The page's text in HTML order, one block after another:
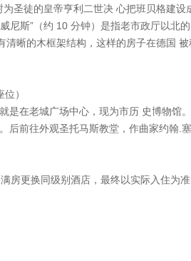
圣徒的皇帝亨利二世决 心把班贝格建
尼斯”（约 10 分钟）是指老市政厅以北
晰的木框架结构，这样的房子在德国 被
）
在老城广场中心，现为市历 史博物馆
后前往外观圣托马斯教堂，作曲家约翰.
更换同级别酒店，最终以实际入住为准